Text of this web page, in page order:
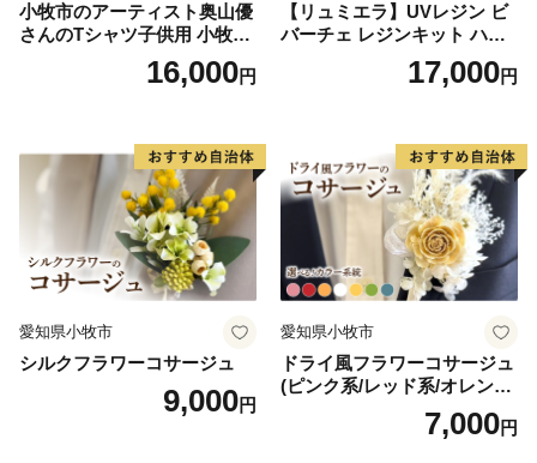
小牧市のアーティスト奥山優
さんのTシャツ子供用 小牧市
16,000円
【リュミエラ】UVレジン ビ
バーチェ レジンキット ハン
ドメイド レジンクラフト ア
クセサリーキット 手作り セ
17,000円
愛知県小牧市
シルクフラワーコサージュ
9,000円
愛知県小牧市
ドライ風フラワーコサージュ
(ピンク系/レッド系/オレンジ
系/ホワイト系/イエロー系/グ
リーン系/ブルー系）7,000円